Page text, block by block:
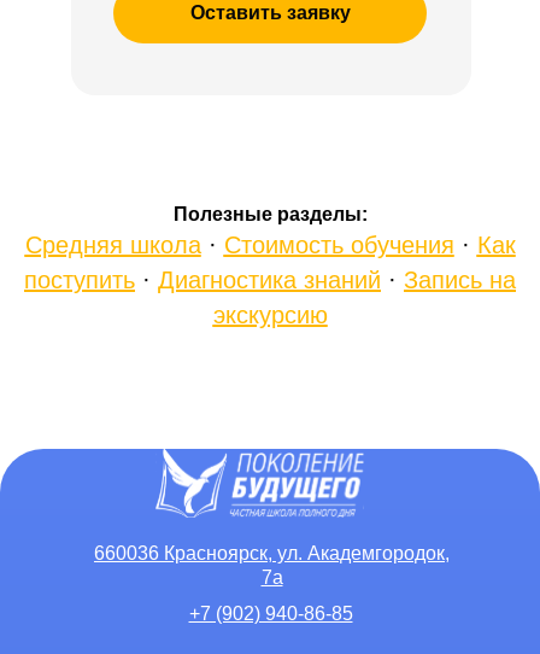
Оставить заявку
Полезные разделы:
Средняя школа· Стоимость обучения · Как
поступить · Диагностика знаний · Запись на
экскурсию
+7 (902) 940-86-85
660036 Красноярск, ул. Академгородок,
7а